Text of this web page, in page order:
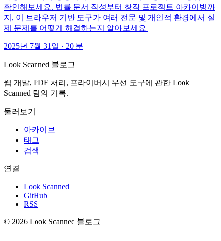
확인해보세요. 법률 문서 작성부터 창작 프로젝트 아카이빙까
지, 이 브라우저 기반 도구가 여러 전문 및 개인적 환경에서 실
제 문제를 어떻게 해결하는지 알아보세요.
2025년 7월 31일 · 20 분
Look Scanned 블로그
웹 개발, PDF 처리, 프라이버시 우선 도구에 관한 Look
Scanned 팀의 기록.
둘러보기
아카이브
태그
검색
연결
Look Scanned
GitHub
RSS
© 2026 Look Scanned 블로그